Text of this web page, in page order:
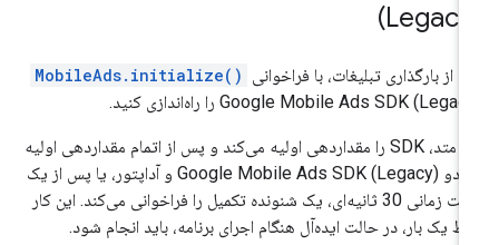
از بارگذاری تبلیغات، با فراخوانی MobileAds.initialize()
Google Mobile Ads SDKرا راه‌اندازی کنید.
این متد، SDK را مقداردهی اولیه می‌کند و پس از اتمام مقداردهی اولیه
Google Mobile Ads SDK (Legacy)و آداپتور، یا پس از یک
مهلت زمانی 30 ثانیه‌ای، یک شنونده تکمیل را فراخوانی می‌کند. این کار
یک بار، در حالت ایده‌آل هنگام اجرای برنامه، باید انجام شود.